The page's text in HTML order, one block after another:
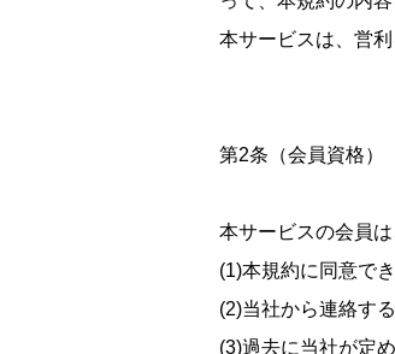
本サービスは、営
第2条（会員資格）
本サービスの会員
(1)本規約に同意で
(2)当社から連絡す
(3)過去に当社が定